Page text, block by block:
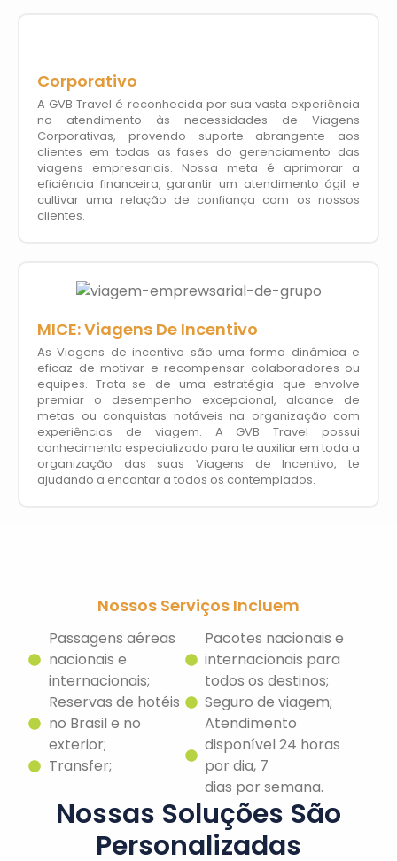
Corporativo
A GVB Travel é reconhecida por sua vasta experiência
no atendimento às necessidades de Viagens
Corporativas, provendo suporte abrangente aos
clientes em todas as fases do gerenciamento das
viagens empresariais. Nossa meta é aprimorar a
eficiência financeira, garantir um atendimento ágil e
cultivar uma relação de confiança com os nossos
clientes.
MICE: Viagens De Incentivo
As Viagens de incentivo são uma forma dinâmica e
eficaz de motivar e recompensar colaboradores ou
equipes. Trata-se de uma estratégia que envolve
premiar o desempenho excepcional, alcance de
metas ou conquistas notáveis na organização com
experiências de viagem. A GVB Travel possui
conhecimento especializado para te auxiliar em toda a
organização das suas Viagens de Incentivo, te
ajudando a encantar a todos os contemplados.
Nossos Serviços Incluem
Passagens aéreas
nacionais e
internacionais;
Reservas de hotéis
no Brasil e no
exterior;
Transfer;
Pacotes nacionais e
internacionais para
todos os destinos;
Seguro de viagem;
Atendimento
disponível 24 horas
por dia, 7
dias por semana.
Nossas Soluções São
Personalizadas